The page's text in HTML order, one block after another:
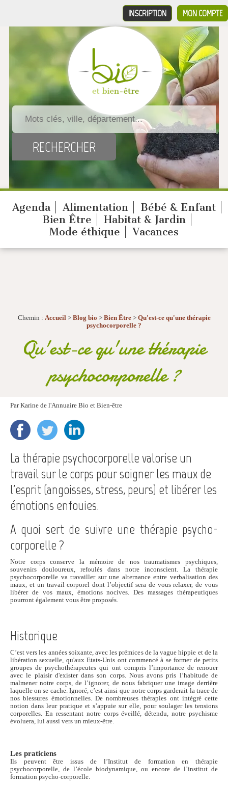
MON COMPTE
INSCRIPTION
Agenda Alimentation
Bébé & Enfant
Bien Être
Habitat & Jardin
Mode éthique
Vacances
Chemin : Accueil> Blog bio > Bien Être> Qu'est-ce qu'une thérapie
psychocorporelle ?
Qu'est-ce qu'une thérapie
psychocorporelle ?
ParKarine de l'Annuaire Bio et Bien-être
La thérapie psychocorporelle valorise un
travail sur le corps pour soigner les maux de
l'esprit (angoisses, stress, peurs) et libérer les
émotions enfouies.
A quoi sert de suivre une thérapie psycho-
corporelle ?
Notre corps conserve la mémoire de nos traumatismes psychiques,
souvenirs douloureux, refoulés dans notre inconscient. La thérapie
psychocorporelle va travailler sur une alternance entre verbalisation des
maux, et un travail corporel dont l’objectif sera de vous relaxer, de vous
libérer de vos maux, émotions nocives. Des massages thérapeutiques
pourront également vous être proposés.
Historique
C’est vers les années soixante, avec les prémices de la vague hippie et de la
libération sexuelle, qu'aux Etats-Unis ont commencé à se former de petits
groupes de psychothérapeutes qui ont compris l’importance de renouer
avec le plaisir d'exister dans son corps. Nous avons pris l’habitude de
malmener notre corps, de l’ignorer, de nous fabriquer une image derrière
laquelle on se cache. Ignoré, c’est ainsi que notre corps garderait la trace de
nos blessures émotionnelles. De nombreuses thérapies ont intégré cette
notion dans leur pratique et s’appuie sur elle, pour soulager les tensions
corporelles. En ressentant notre corps éveillé, détendu, notre psychisme
évoluera, lui aussi vers un mieux-être.
Les praticiens
Ils peuvent être issus de l’Institut de formation en thérapie
psychocorporelle, de l’école biodynamique, ou encore de l’institut de
formation psycho-corporelle.